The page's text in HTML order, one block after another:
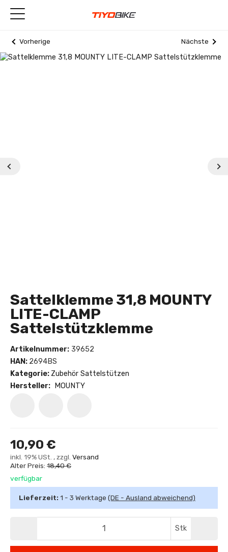
Vorherige Nächste
Sattelklemme 31,8 MOUNTY
LITE-CLAMP
Sattelstützklemme
Artikelnummer: 39652
HAN: 2694BS
Kategorie: Zubehör Sattelstützen
Hersteller:
MOUNTY
10,90 €
inkl. 19% USt. , zzgl. Versand
Alter Preis: 18,40 €
verfügbar
Lieferzeit: 1 - 3 Werktage (DE - Ausland abweichend)
Stk